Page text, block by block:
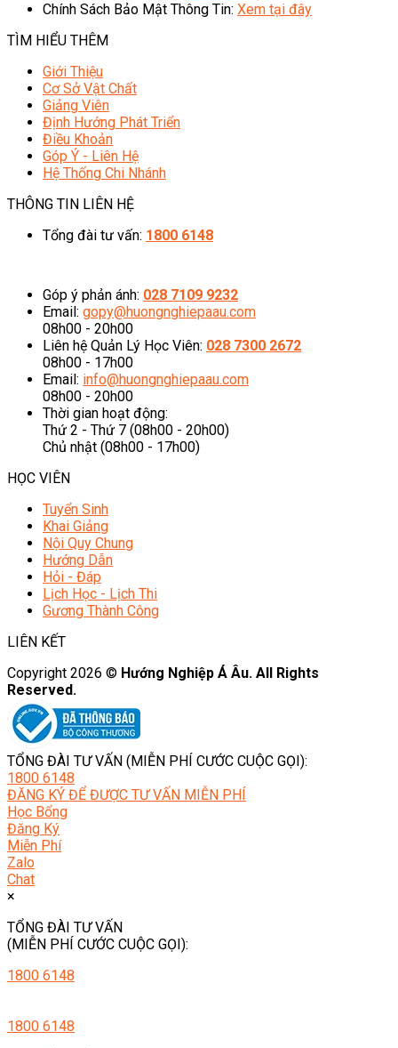
Chính Sách Bảo Mật Thông Tin: Xem tại đây
TÌM HIỂU THÊM
Giới Thiệu
Cơ Sở Vật Chất
Giảng Viên
Định Hướng Phát Triển
Điều Khoản
Góp Ý - Liên Hệ
Hệ Thống Chi Nhánh
THÔNG TIN LIÊN HỆ
Tổng đài tư vấn: 1800 6148
Góp ý phản ánh: 028 7109 9232
Email: gopy@huongnghiepaau.com
08h00 - 20h00
Liên hệ Quản Lý Học Viên: 028 7300 2672
08h00 - 17h00
Email: info@huongnghiepaau.com
08h00 - 20h00
Thời gian hoạt động:
Thứ 2 - Thứ 7 (08h00 - 20h00)
Chủ nhật (08h00 - 17h00)
HỌC VIÊN
Tuyển Sinh
Khai Giảng
Nội Quy Chung
Hướng Dẫn
Hỏi - Đáp
Lịch Học - Lịch Thi
Gương Thành Công
LIÊN KẾT
Copyright 2026 © Hướng Nghiệp Á Âu. All Rights
Reserved.
TỔNG ĐÀI TƯ VẤN (MIỄN PHÍ CƯỚC CUỘC GỌI):
1800 6148
ĐĂNG KÝ ĐỂ ĐƯỢC TƯ VẤN MIỄN PHÍ
Học Bổng
Đăng Ký
Miễn Phí
Zalo
Chat
×
TỔNG ĐÀI TƯ VẤN
(MIỄN PHÍ CƯỚC CUỘC GỌI):
1800 6148
1800 6148